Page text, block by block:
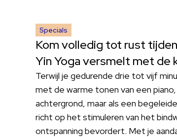
Specials
Kom volledig tot rust
Yin Yoga versmelt met de
Terwijl je gedurende drie tot vijf
met de warme tonen van een
achtergrond, maar als een
richt op het stimuleren van het
ontspanning bevordert. Met je